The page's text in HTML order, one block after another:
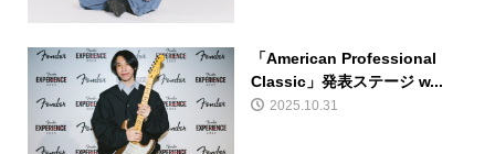
「American Professional
Classic」発表ステージ w...
2025.10.31